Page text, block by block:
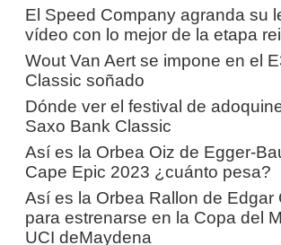
El Speed Company agranda su
vídeo con lo mejor de la etapa
Wout Van Aert se impone en el
Classic soñado
Dónde ver el festival de
Saxo Bank Classic
Así es la Orbea Oiz de Egger-
Cape Epic 2023 ¿cuánto pesa?
Así es la Orbea Rallon de Edgar
para estrenarse en la Copa del
UCI deMaydena